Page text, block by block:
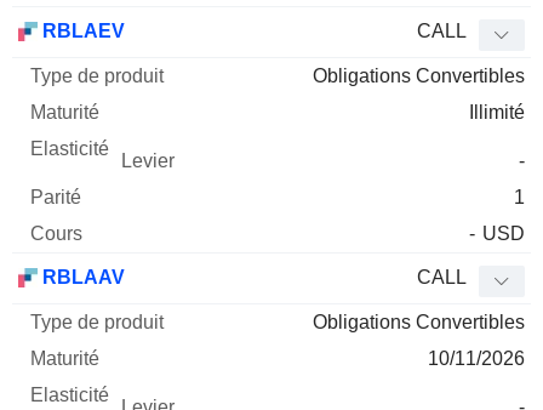
RBLAEV CALL
Obligations Convertibles
Illimité
-
1
- USD
RBLAAV CALL
Obligations Convertibles
10/11/2026